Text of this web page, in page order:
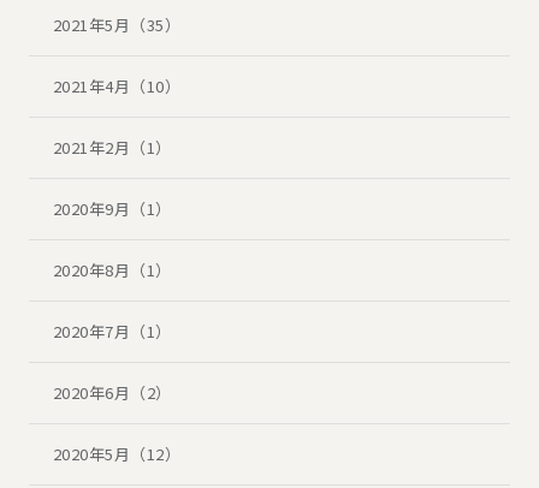
2021年5月（35）
2021年4月（10）
2021年2月（1）
2020年9月（1）
2020年8月（1）
2020年7月（1）
2020年6月（2）
2020年5月（12）